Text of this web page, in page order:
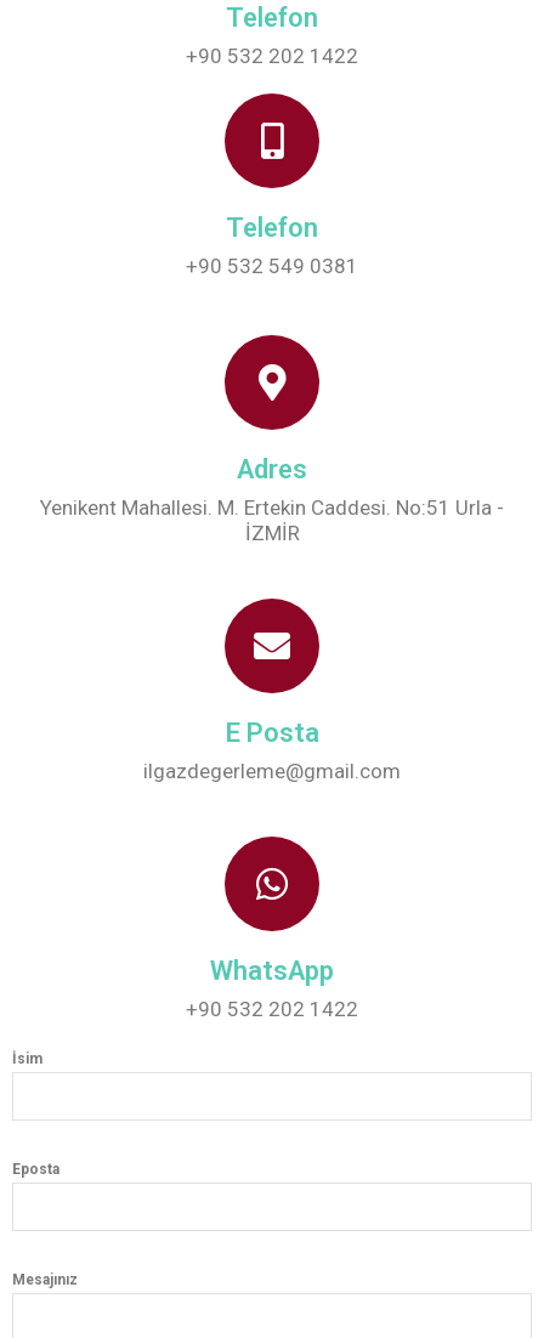
Telefon
+90 532 202 1422
Telefon
+90 532 549 0381
Adres
Yenikent Mahallesi. M. Ertekin Caddesi. No:51 Urla -
İZMİR
E Posta
ilgazdegerleme@gmail.com
WhatsApp
+90 532 202 1422
İsim
Eposta
Mesajınız